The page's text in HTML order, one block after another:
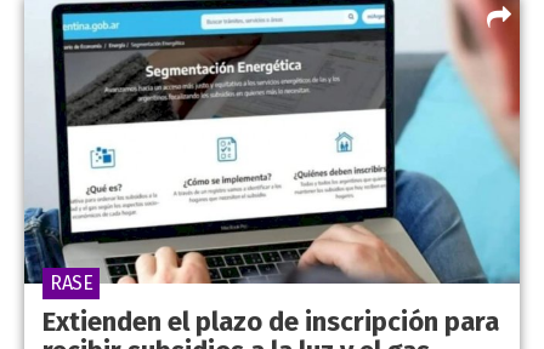
Extienden el plazo de inscripción para
RASE